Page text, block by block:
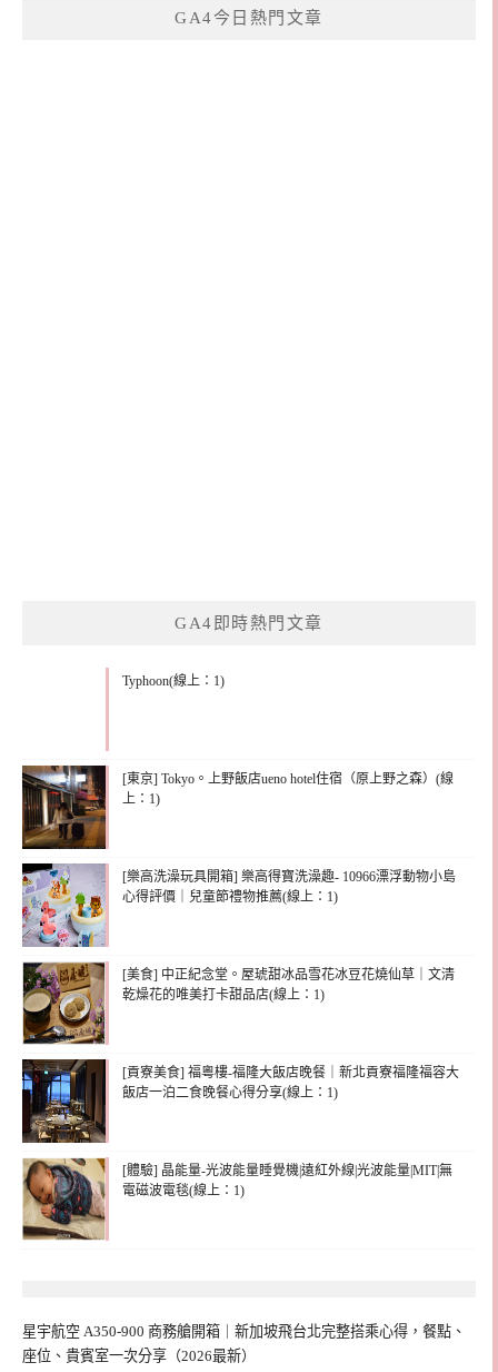
GA4今日熱門文章
GA4即時熱門文章
Typhoon(線上：1)
[東京] Tokyo。上野飯店ueno hotel住宿（原上野之森）(線
上：1)
[樂高洗澡玩具開箱] 樂高得寶洗澡趣- 10966漂浮動物小島
心得評價｜兒童節禮物推薦(線上：1)
[美食] 中正紀念堂。屋琥甜冰品雪花冰豆花燒仙草｜文清
乾燥花的唯美打卡甜品店(線上：1)
[貢寮美食] 福粵樓-福隆大飯店晚餐｜新北貢寮福隆福容大
飯店一泊二食晚餐心得分享(線上：1)
[體驗] 晶能量-光波能量睡覺機|遠紅外線|光波能量|MIT|無
電磁波電毯(線上：1)
星宇航空 A350-900 商務艙開箱｜新加坡飛台北完整搭乘心得，餐點、
座位、貴賓室一次分享（2026最新）